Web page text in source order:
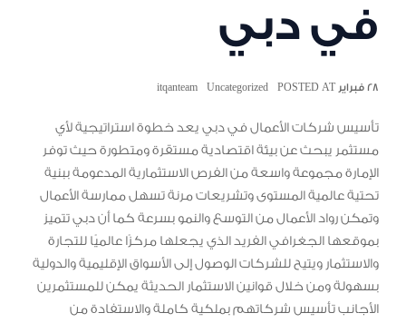
في دبي
٢٨ فبراير POSTED AT Uncategorized
itqanteam
تأسيس شركات الأعمال في دبي يعد خطوة استراتيجية لأي
مستثمر يبحث عن بيئة اقتصادية مستقرة ومتطورة حيث توفر
الإمارة مجموعة واسعة من الفرص الاستثمارية المدعومة ببنية
تحتية عالمية المستوى وتشريعات مرنة تسهل ممارسة الأعمال
وتمكن رواد الأعمال من التوسع والنمو بسرعة كما أن دبي تتميز
بموقعها الجغرافي الفريد الذي يجعلها مركزًا عالميًا للتجارة
والاستثمار ويتيح للشركات الوصول إلى الأسواق الإقليمية والدولية
بسهولة ومن خلال قوانين الاستثمار الحديثة يمكن للمستثمرين
الأجانب تأسيس شركاتهم بملكية كاملة والاستفادة من